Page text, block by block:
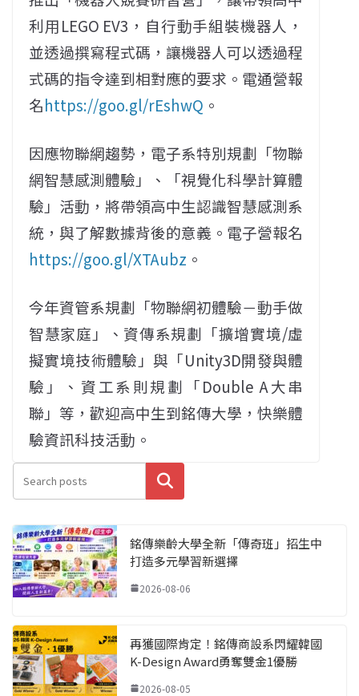
利用LEGO EV3，自行動手組裝機器人，
並透過撰寫程式碼，讓機器人可以透過程
式碼的指令達到相對應的要求。電通營報
名https://goo.gl/rEshwQ 。
因應物聯網趨勢，電子系特別規劃「物聯
網智慧感測體驗」、「視覺化科學計算體
驗」活動，將帶領高中生認識智慧感測系
統，與了解數據背後的意義。電子營報名
https://goo.gl/XTAubz 。
今年資管系規劃「物聯網初體驗－動手做
智慧家庭」、資傳系規劃「擴增實境/虛
擬實境技術體驗」與「Unity3D開發與體
驗」、資工系則規劃「Double A大串
聯」等，歡迎高中生到銘傳大學，快樂體
驗資訊科技活動。
搜尋
銘傳樂齡大學全新「傳奇班」招生中
打造多元學習新選擇
2026-08-06
再獲國際肯定！銘傳商設系閃耀韓國
K-Design Award勇奪雙金1優勝
2026-08-05